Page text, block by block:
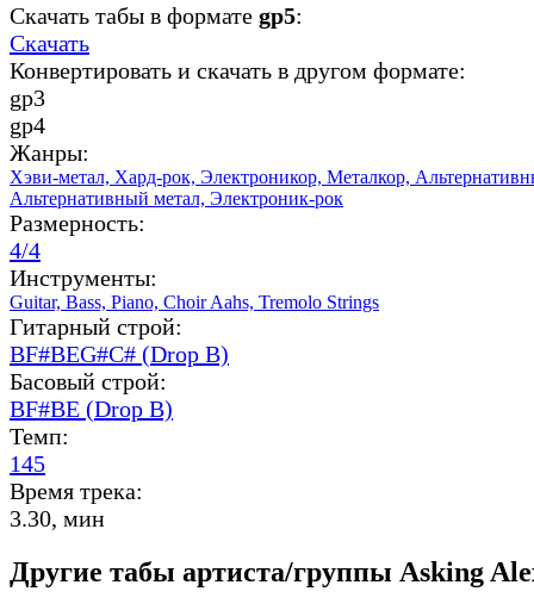
Скачать табы в формате gp5:
Скачать
Конвертировать и скачать в другом формате:
gp3
gp4
Жанры:
Хэви-метал, Хард-рок, Электроникор, Металкор,
Альтернативный метал, Электроник-рок
Размерность:
4/4
Инструменты:
Guitar, Bass, Piano, Choir Aahs, Tremolo Strings
Гитарный строй:
BF#BEG#C# (Drop B)
Басовый строй:
BF#BE (Drop B)
Темп:
145
Время трека:
3.30, мин
Другие табы артиста/группы Asking